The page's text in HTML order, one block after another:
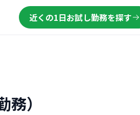
近くの1日お試し勤務を探す
）